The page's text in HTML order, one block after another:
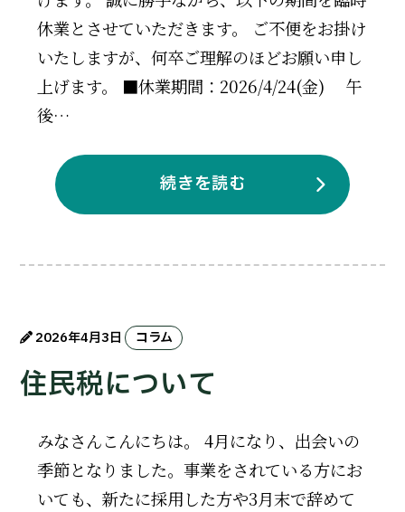
休業とさせていただきます。 ご不便をお掛け
いたしますが、何卒ご理解のほどお願い申し
上げます。 ■休業期間：2026/4/24(金) 午
後…
続きを読む
2026年4月3日 コラム
住民税について
みなさんこんにちは。 4月になり、出会いの
季節となりました。事業をされている方にお
いても、新たに採用した方や3月末で辞めて